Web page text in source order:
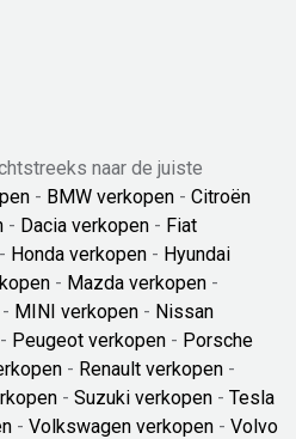
naar de juiste
- BMW verkopen - Citroën
- Dacia verkopen - Fiat
- Honda verkopen - Hyundai
- Mazda verkopen -
- MINI verkopen - Nissan
- Peugeot verkopen - Porsche
- Renault verkopen -
- Suzuki verkopen - Tesla
- Volkswagen verkopen - Volvo